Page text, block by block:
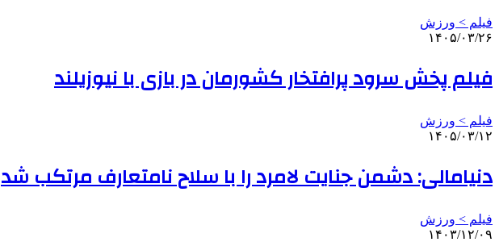
فیلم > ورزش
۱۴۰۵/۰۳/۲۶
فیلم پخش سرود پرافتخار کشورمان در بازی با نیوزیلند
فیلم > ورزش
۱۴۰۵/۰۳/۱۲
دنیامالی: دشمن جنایت لامرد را با سلاح نامتعارف مرتکب شد
فیلم > ورزش
۱۴۰۳/۱۲/۰۹